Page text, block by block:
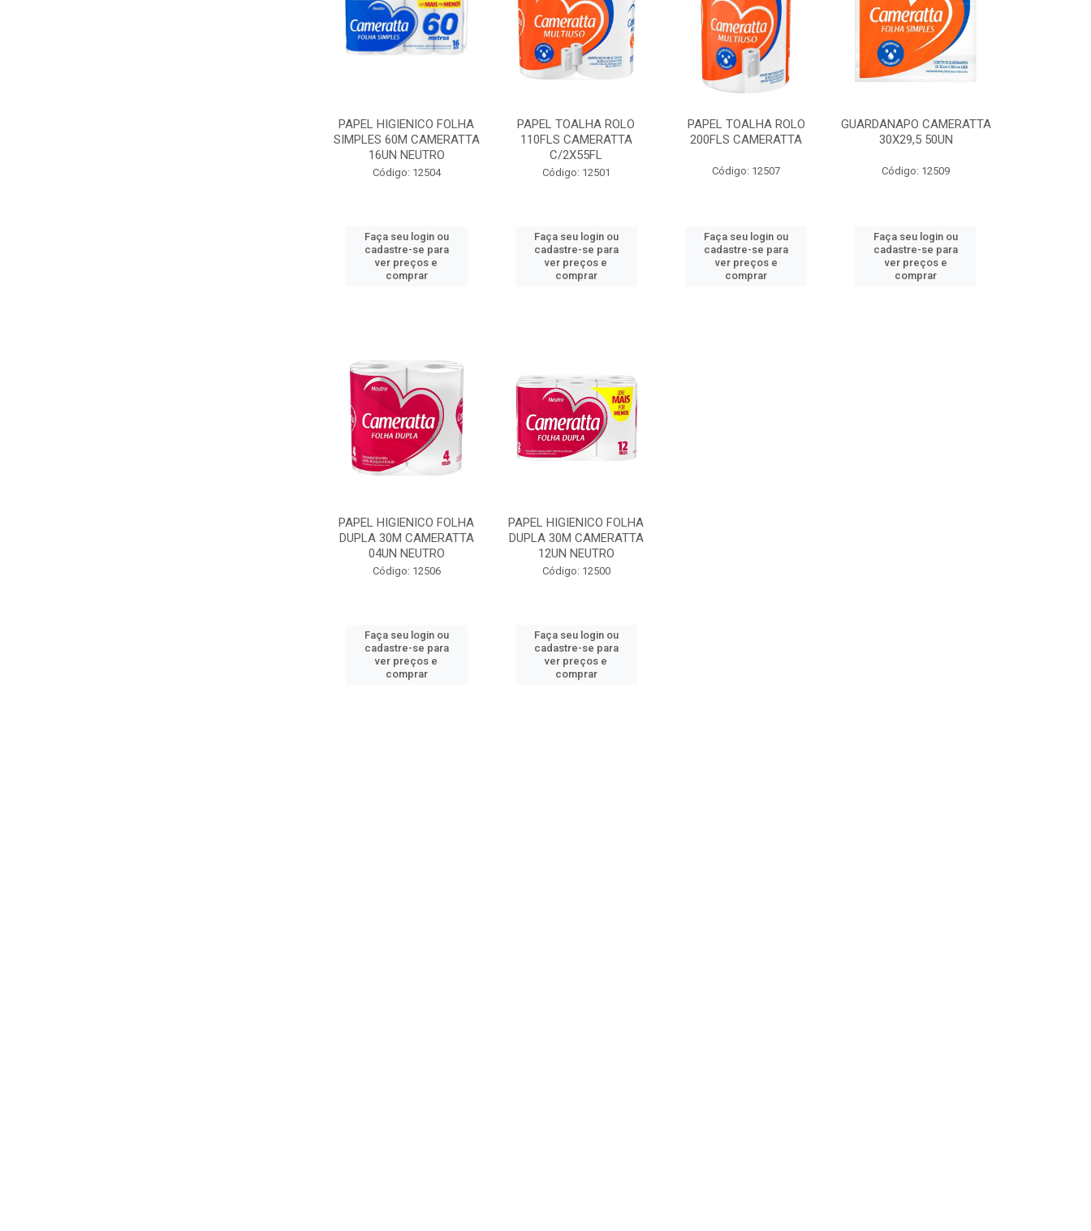
PAPEL HIGIENICO FOLHA
SIMPLES 60M CAMERATTA
16UN NEUTRO
Código: 12504
Faça seu login ou
cadastre-se para
ver preços e
comprar
PAPEL TOALHA ROLO
110FLS CAMERATTA
C/2X55FL
Código: 12501
Faça seu login ou
cadastre-se para
ver preços e
comprar
PAPEL TOALHA ROLO
200FLS CAMERATTA
Código: 12507
Faça seu login ou
cadastre-se para
ver preços e
comprar
GUARDANAPO CAMERATTA
30X29,5 50UN
Código: 12509
Faça seu login ou
cadastre-se para
ver preços e
comprar
PAPEL HIGIENICO FOLHA
DUPLA 30M CAMERATTA
04UN NEUTRO
Código: 12506
Faça seu login ou
cadastre-se para
ver preços e
comprar
PAPEL HIGIENICO FOLHA
DUPLA 30M CAMERATTA
12UN NEUTRO
Código: 12500
Faça seu login ou
cadastre-se para
ver preços e
comprar